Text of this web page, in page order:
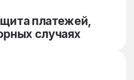
платежей,
случаях